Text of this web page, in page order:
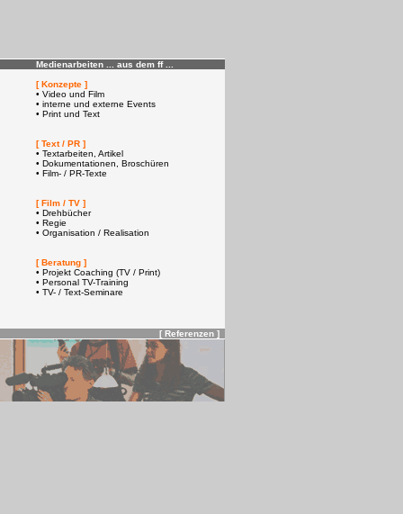
Medienarbeiten ... aus dem ff ...
[ Konzepte ]
• Video und Film
• interne und externe Events
• Print und Text
[ Text / PR ]
• Textarbeiten, Artikel
• Dokumentationen, Broschüren
• Film- / PR-Texte
[ Film / TV ]
• Drehbücher
• Regie
• Organisation / Realisation
[ Beratung ]
• Projekt Coaching (TV / Print)
• Personal TV-Training
• TV- / Text-Seminare
[ Referenzen ]